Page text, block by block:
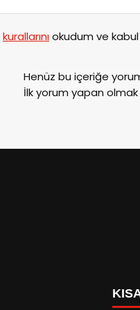
kurallarınıokudum ve
Henüz bu içeriğe
İlk yorum yapan